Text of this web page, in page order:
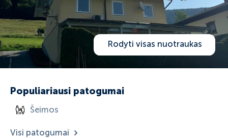
Rodyti visas nuotraukas
Populiariausi patogumai
Šeimos
Visi patogumai